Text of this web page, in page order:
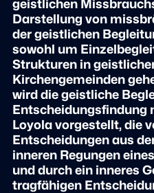
geistlichen
Darstellung von
der geistlichen
sowohl um
Strukturen in
Kirchengemeinden
wird die geistliche
Entscheidungsfindung
Loyola vorgestellt, die
Entscheidungen aus
inneren Regungen
und durch ein inneres
tragfähigen